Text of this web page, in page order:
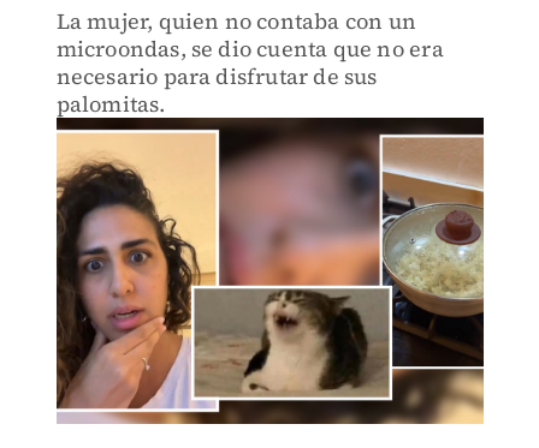
La mujer, quien no contaba con un
microondas, se dio cuenta que no era
necesario para disfrutar de sus
palomitas.